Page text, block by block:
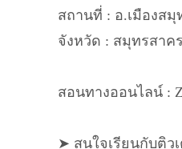
สถานที่ : อ.เมืองสมุ
จังหวัด : สมุทรสาค
สอนทางออนไลน์ :
➤ สนใจเรียนกับติว